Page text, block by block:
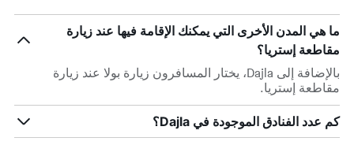
ما هي المدن الأخرى التي يمكنك الإقامة فيها عند زيارة
مقاطعة إستريا؟
بالإضافة إلى Dajla، يختار المسافرون زيارة بولا عند زيارة
مقاطعة إستريا.
كم عدد الفنادق الموجودة في Dajla؟